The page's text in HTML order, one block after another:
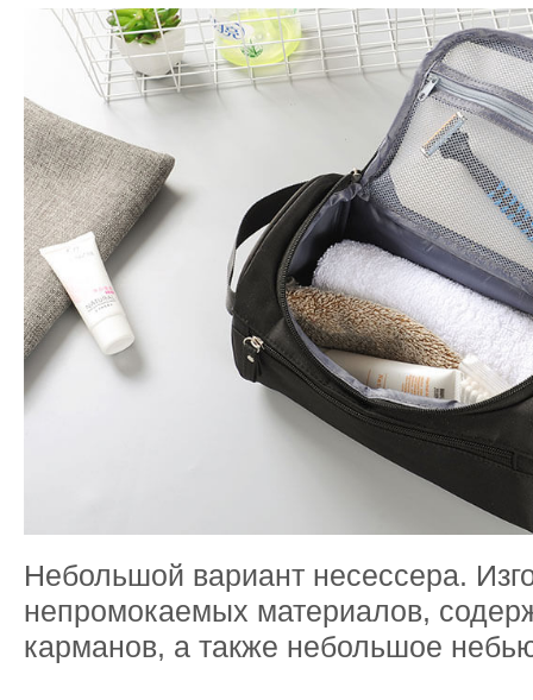
Небольшой вариант несессера.
непромокаемых материалов,
карманов, а также небольшое